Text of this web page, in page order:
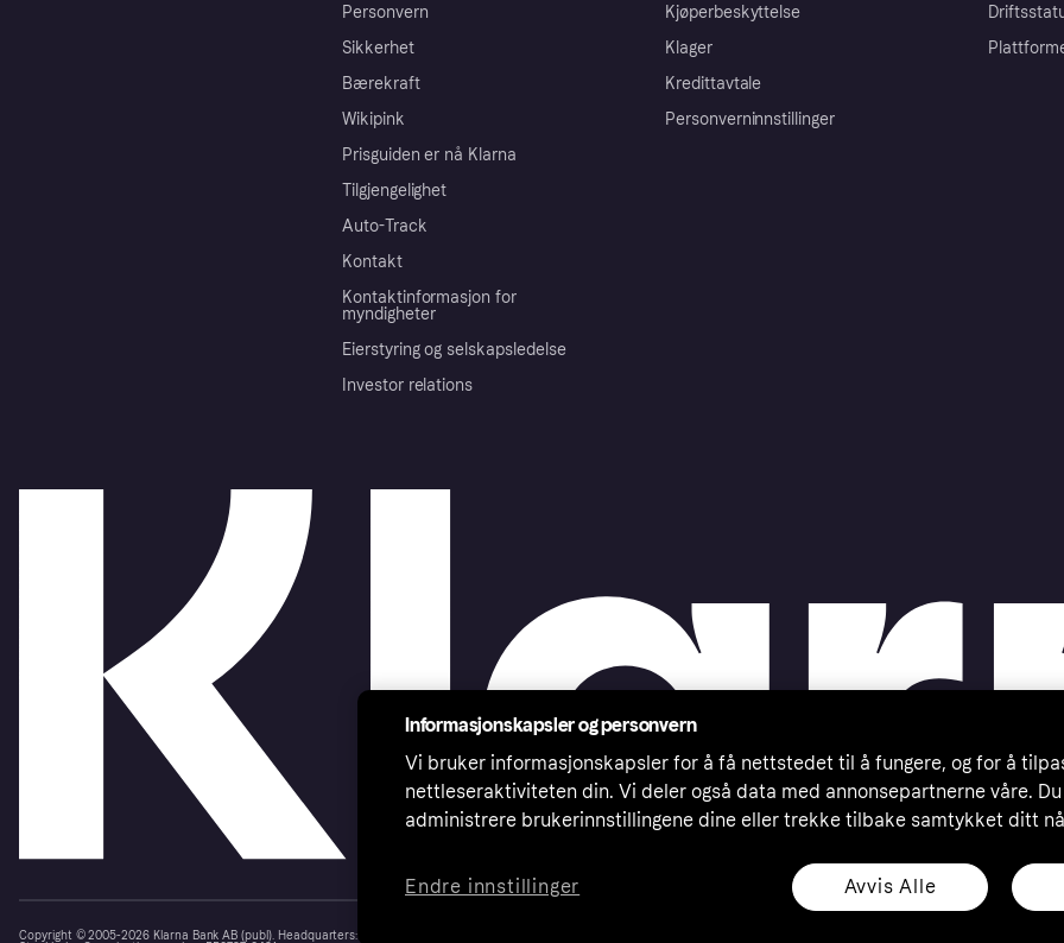
Personvern
Sikkerhet
Bærekraft
Wikipink
Prisguiden er nå Klarna
Tilgjengelighet
Auto-Track
Kontakt
Kontaktinformasjon for
myndigheter
Eierstyring og selskapsledelse
Investor relations
Kjøperbeskyttelse
Klager
Kredittavtale
Personverninnstillinger
Copyright © 2005-2026 Klarna Bank AB (publ). Headquarters: Stockholm, Sweden. All rights reserved. Klarna Bank AB (publ). Sveavägen 46, 111 34
Informasjonskapsler og personvern
Vi bruker informasjonskapsler for å få nettstedet til å fungere, og for å
nettleseraktiviteten din. Vi deler også data med annonsepartnerne våre.
administrere brukerinnstillingene dine eller trekke tilbake samtykket ditt
Avvis Alle
Endre innstillinger